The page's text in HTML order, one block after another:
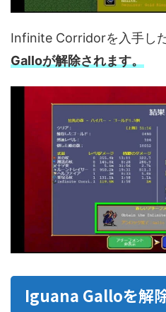
Infinite Corridorを入手し
Galloが解除されます。
Iguana Galloを解